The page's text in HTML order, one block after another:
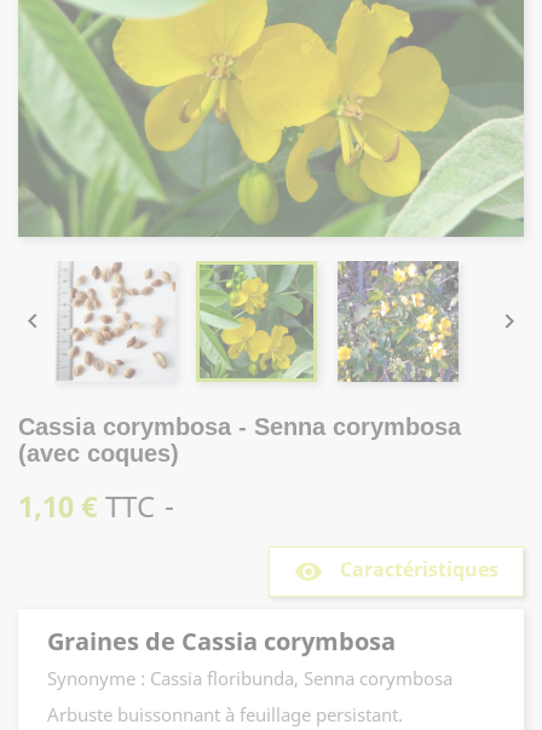
 
Cassia corymbosa - Senna corymbosa
(avec coques)
1,10 €TTC
remove_red_eye Caractéristiques
Graines de Cassia corymbosa
Synonyme : Cassia floribunda, Senna corymbosa
Arbuste buissonnant à feuillage persistant.